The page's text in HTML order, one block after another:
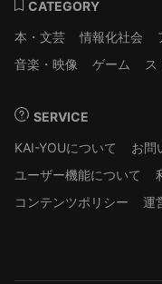
CATEGORY
本・文芸
情報化社会
音楽・映像
ゲーム ス
SERVICE
KAI-YOUについて
お問
ユーザー機能について
コンテンツポリシー
運